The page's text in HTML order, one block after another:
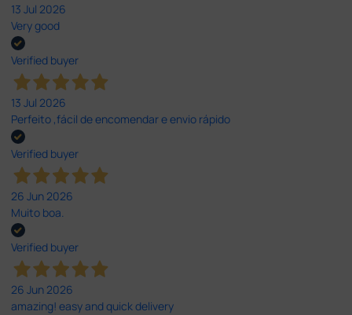
13 Jul 2026
Very good
Verified buyer
13 Jul 2026
Perfeito ,fácil de encomendar e envio rápido
Verified buyer
26 Jun 2026
Muito boa.
Verified buyer
26 Jun 2026
amazing! easy and quick delivery